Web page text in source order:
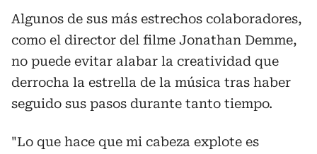
Algunos de sus más estrechos colaboradores,
como el director del filme Jonathan Demme,
no puede evitar alabar la creatividad que
derrocha la estrella de la música tras haber
seguido sus pasos durante tanto tiempo.
"Lo que hace que mi cabeza explote es